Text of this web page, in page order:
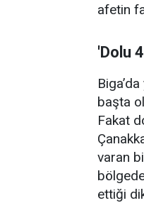
afetin
'Dolu
başta
Fakat
varan
ettiği